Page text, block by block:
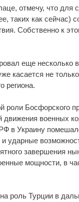
отмечу, что для
таких как
Собственно к
еще несколько
касается не
региона.
Босфорского
движения военных
в Украину
и ударные
завершения
мощности, в
роль Турции в